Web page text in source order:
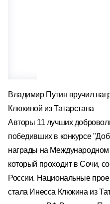
Владимир Путин вручил
Клюкиной из Татарстана
Авторы 11 лучших
победивших в конкурсе
награды на
который проходит в Сочи,
России. Национальные
стала Инесса Клюкина из